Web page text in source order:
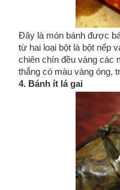
Đây là món bánh được
từ hai loại bột là bột nếp
chiên chín đều vàng các
thắng có màu vàng óng,
4. Bánh ít lá gai